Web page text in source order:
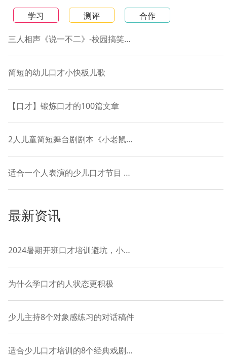
学习 测评 合作
三人相声《说一不二》-校园搞笑短剧本
简短的幼儿口才小快板儿歌
【口才】锻炼口才的100篇文章
2人儿童简短舞台剧剧本《小老鼠和落叶的故事》
适合一个人表演的少儿口才节目 贯口《十道黑》
最新资讯
2024暑期开班口才培训避坑，小主持课程-语慧9年品牌授权
为什么学口才的人状态更积极
少儿主持8个对象感练习的对话稿件
适合少儿口才培训的8个经典戏剧表演对白